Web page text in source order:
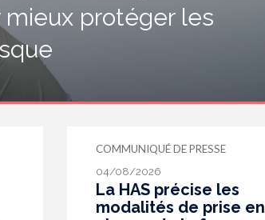
protéger les
COMMUNIQUÉ DE PRESSE
04/08/2026
La HAS précise les
modalités de prise en